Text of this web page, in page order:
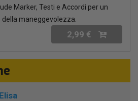
Marker, Testi e Accordi per un
maneggevolezza.
2,99 €
Elisa